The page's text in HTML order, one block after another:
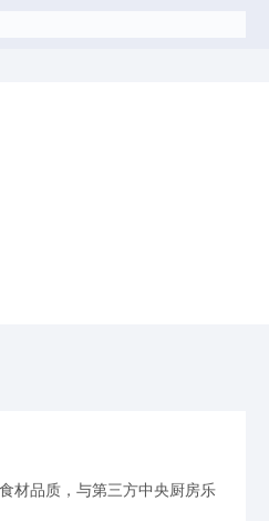
材品质，与第三方中央厨房乐